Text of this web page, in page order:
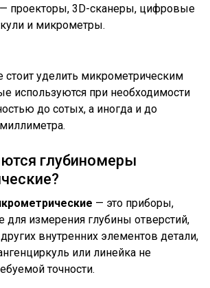
— проекторы, 3D-сканеры, цифровые
и микрометры.
стоит уделить микрометрическим
используются при необходимости
до сотых, а иногда и до
глубиномеры
— это приборы,
для измерения глубины отверстий,
внутренних элементов детали,
или линейка не
точности.